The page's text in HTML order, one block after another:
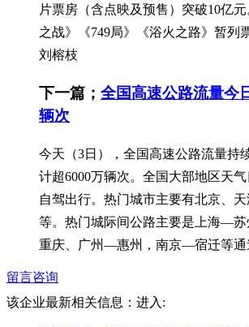
片票房（含点映及预售）突破10亿
之战》《749局》《浴火之路》暂列
刘榕枝
下一篇； 全国高速公路流量今
辆次
今天（3日），全国高速公路流量持
计超6000万辆次。全国大部地区天
自驾出行。热门城市主要有北京、
等。热门城际间公路主要是上海—
重庆、广州—惠州，南京—宿迁等通
留言咨询
该企业最新相关信息： 进入: